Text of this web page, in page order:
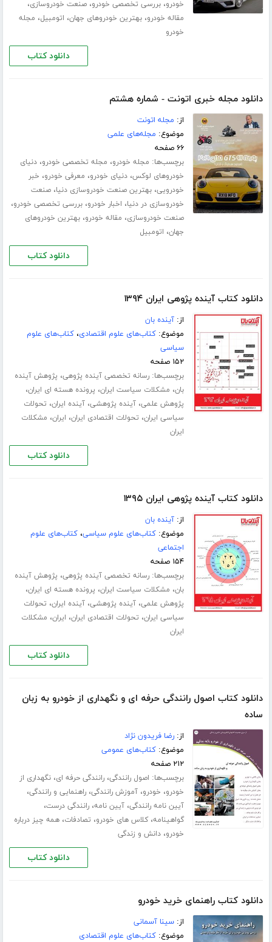
خودرو،بررسی تخصصی خودرو،صنعت خودروسازی،
مقاله خودرو،بهترین خودروهای جهان، اتومبیل، مجله
خودرو
دانلود کتاب
دانلود مجله خبری اتونت - شماره هشتم
از: مجله اتونت
موضوع: مجله‌های علمی
۶۶ صفحه
برچسب‌ها: مجله خودرو، مجله تخصصی خودرو،دنیای
خودروهای لوکس،دنیای خودرو، معرفی خودرو، خبر
خودرویی،بهترین صنعت خودروسازی دنیا،صنعت
خودروسازی در دنیا، اخبار خودرو،بررسی تخصصی خودرو،
صنعت خودروسازی، مقاله خودرو،بهترین خودروهای
جهان، اتومبیل
دانلود کتاب
دانلود کتاب آینده پژوهی ایران ۱۳۹۴
از:آینده بان
موضوع:کتاب‌های علوم اقتصادی،کتاب‌های علوم
سیاسی
۱۵۲ صفحه
برچسب‌ها:رسانه تخصصی آینده پژوهی، پژوهش آینده
بان، مشکلات سیاست ایران، پرونده هسته ای ایران،
پژوهش علمی،آینده پژوهشی،آینده ایران، تحولات
سیاسی ایران، تحولات اقتصادی ایران، ایران، مشکلات
ایران
دانلود کتاب
دانلود کتاب آینده پژوهی ایران ۱۳۹۵
از:آینده بان
موضوع:کتاب‌های علوم سیاسی،کتاب‌های علوم
اجتماعی
۱۵۴ صفحه
برچسب‌ها:رسانه تخصصی آینده پژوهی، پژوهش آینده
بان، مشکلات سیاست ایران، پرونده هسته ای ایران،
پژوهش علمی،آینده پژوهشی،آینده ایران، تحولات
سیاسی ایران، تحولات اقتصادی ایران، ایران، مشکلات
ایران
دانلود کتاب
دانلود کتاب اصول رانندگی حرفه ای و نگهداری از خودرو به زبان
ساده
از:رضا فریدون نژاد
موضوع:کتاب‌های عمومی
۲۱۲ صفحه
برچسب‌ها: اصول رانندگی،رانندگی حرفه ای،نگهداری از
خودرو، خودرو،آموزش رانندگی،راهنمایی و رانندگی،
آیین نامه رانندگی،آیین نامه،رانندگی درست،
گواهینامه،کلاس های خودرو، تصادفات،همه چیز درباره
خودرو،دانش و زندگی
دانلود کتاب
دانلود کتاب راهنمای خرید خودرو
از:سینا آسمانی
موضوع:کتاب‌های علوم اقتصادی